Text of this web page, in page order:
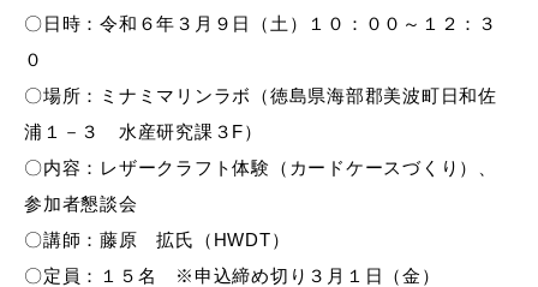
〇日時：令和６年３月９日（土）１０：００～１２：３
０
〇場所：ミナミマリンラボ（徳島県海部郡美波町日和佐
浦１－３ 水産研究課３F）
〇内容：レザークラフト体験（カードケースづくり）、
参加者懇談会
〇講師：藤原 拡氏（HWDT）
〇定員：１５名 ※申込締め切り３月１日（金）